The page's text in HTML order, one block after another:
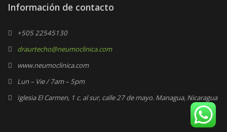
Información de contacto
+505 22545130
draurtecho@neumoclinica.com
www.neumoclinica.com
Lun – Vie / 7am – 5pm
Iglesia El Carmen, 1 c. al sur, calle 27 de mayo. Managua, Nicaragua